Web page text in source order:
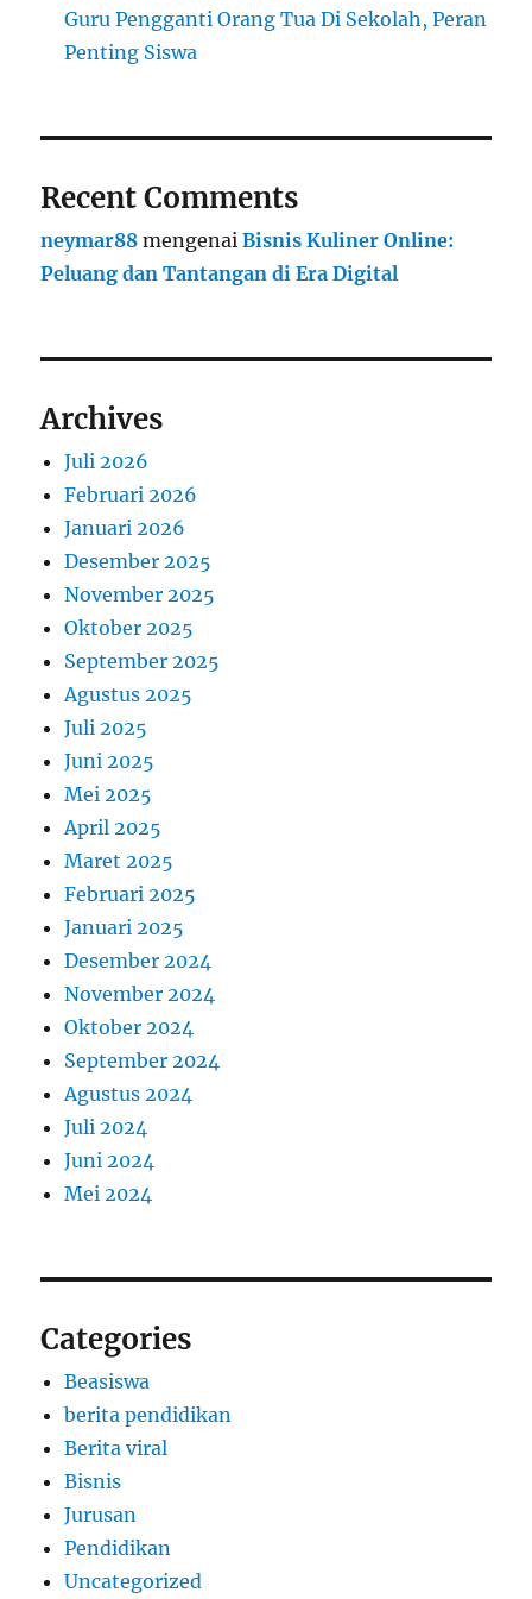
Guru Pengganti Orang Tua Di Sekolah, Peran
Penting Siswa
Recent Comments
neymar88 mengenaiBisnis Kuliner Online:
Peluang dan Tantangan di Era Digital
Archives
Juli 2026
Februari 2026
Januari 2026
Desember 2025
November 2025
Oktober 2025
September 2025
Agustus 2025
Juli 2025
Juni 2025
Mei 2025
April 2025
Maret 2025
Februari 2025
Januari 2025
Desember 2024
November 2024
Oktober 2024
September 2024
Agustus 2024
Juli 2024
Juni 2024
Mei 2024
Categories
Beasiswa
berita pendidikan
Berita viral
Bisnis
Jurusan
Pendidikan
Uncategorized